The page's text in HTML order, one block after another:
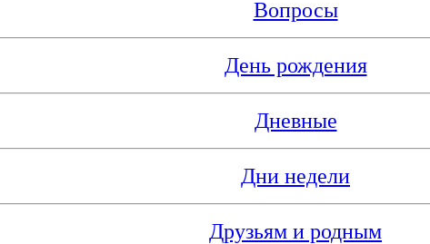
Вопросы
День рождения
Дневные
Дни недели
Друзьям и родным